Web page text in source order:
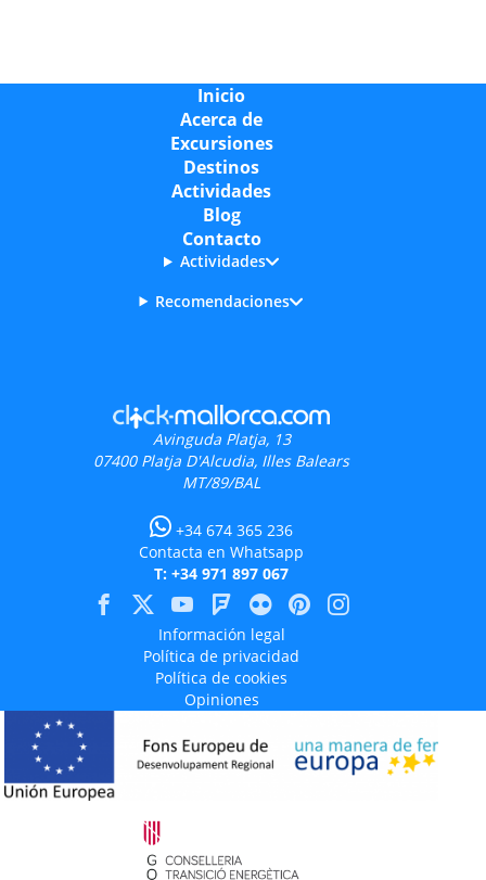
Inicio
Acerca de
Excursiones
Destinos
Actividades
Blog
Contacto
Actividades
Recomendaciones
Avinguda Platja, 13
07400 Platja D'Alcudia, Illes Balears
MT/89/BAL
+34 674 365 236
Contacta en Whatsapp
T: +34 971 897 067
Información legal
Política de privacidad
Política de cookies
Opiniones